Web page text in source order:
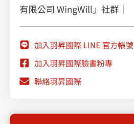
有限公司 WingWill」社群｜
加入羽昇國際 LINE 官方帳號
加入羽昇國際臉書粉專
聯絡羽昇國際